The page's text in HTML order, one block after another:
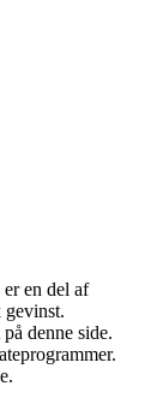
en del af
gevinst.
denne side.